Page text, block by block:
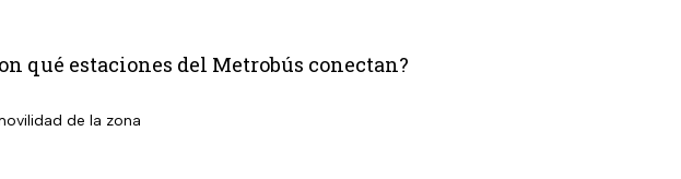
qué estaciones del Metrobús conectan?
de la zona